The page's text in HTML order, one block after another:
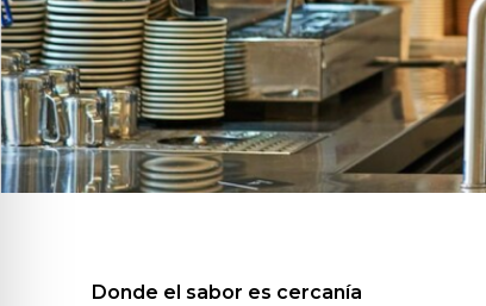
Donde el sabor es cercanía